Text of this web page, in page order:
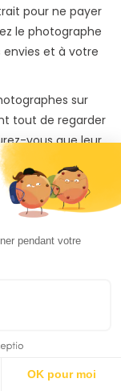
pour ne payer
le photographe
et à votre
sur
tout de regarder
vous que leur
Lisez ensuite les
Ceci
du travail du
les clients.
ensuite qu’à
que vous
simplicité et en
votre portrait.
n’a jamais été